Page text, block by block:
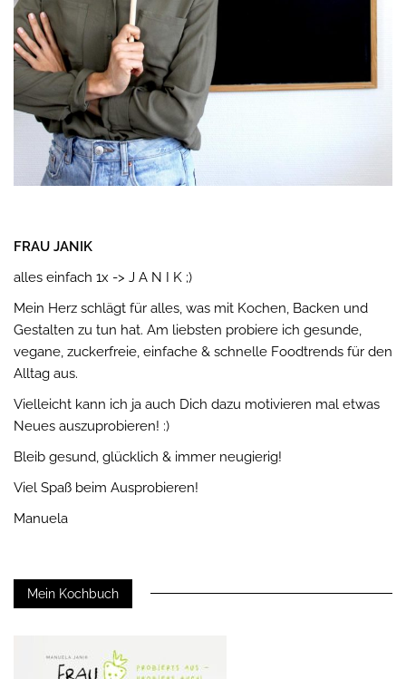
FRAU JANIK
alles einfach 1x -> J A N I K ;)
Mein Herz schlägt für alles, was mit Kochen, Backen und
Gestalten zu tun hat. Am liebsten probiere ich gesunde,
vegane, zuckerfreie, einfache & schnelle Foodtrends für den
Alltag aus.
Vielleicht kann ich ja auch Dich dazu motivieren mal etwas
Neues auszuprobieren! :)
Bleib gesund, glücklich & immer neugierig!
Viel Spaß beim Ausprobieren!
Manuela
Mein Kochbuch